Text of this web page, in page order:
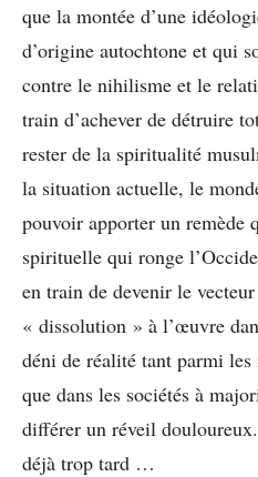
que la montée d’une
d’origine autochtone et qui
contre le nihilisme et le
train d’achever de détruire
rester de la spiritualité
la situation actuelle, le
pouvoir apporter un remède
spirituelle qui ronge
en train de devenir le
« dissolution » à l’œuvre
déni de réalité tant parmi
que dans les sociétés à
différer un réveil douloureux.
déjà trop tard …